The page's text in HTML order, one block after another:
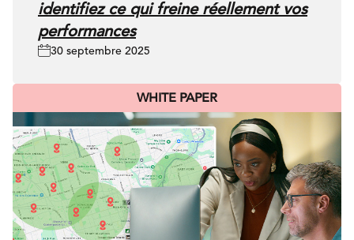
identifiez ce qui freine réellement vos
performances
30 septembre 2025
WHITE PAPER